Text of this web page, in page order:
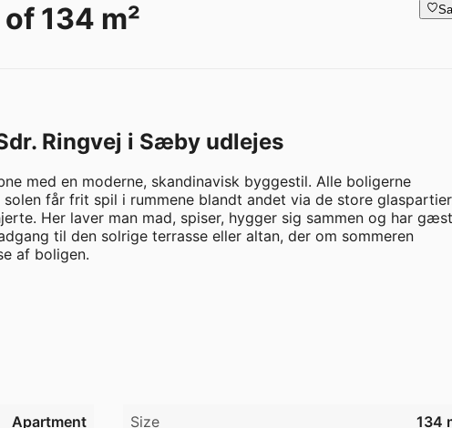
134 m²
Ringvej i Sæby udlejes
med en moderne, skandinavisk byggestil. Alle boligerne
får frit spil i rummene blandt andet via de store
Her laver man mad, spiser, hygger sig sammen og har
til den solrige terrasse eller altan, der om sommeren
af boligen.
Apartment Size
134